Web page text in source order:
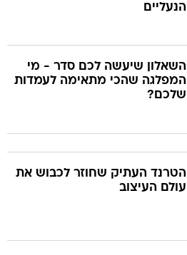
הנעליים
השאלון שיעשה לכם סדר - מי
המפלגה שהכי מתאימה לעמדות
שלכם?
הטרנד העתיק שחוזר לכבוש את
עולם העיצוב